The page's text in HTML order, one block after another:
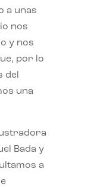
a unas
nos
y nos
por lo
del
una
Bada y
a